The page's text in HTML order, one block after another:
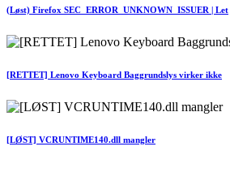
(Løst) Firefox SEC_ERROR_UNKNOWN_ISSUER | Let
[RETTET] Lenovo Keyboard Baggrundslys virker ikke
[LØST] VCRUNTIME140.dll mangler